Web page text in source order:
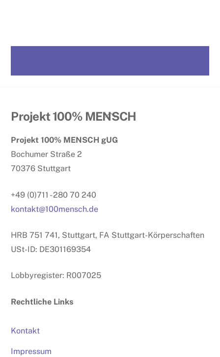
Back
Top
Projekt 100% MENSCH
Projekt 100% MENSCH gUG
Bochumer Straße 2
70376 Stuttgart
+49 (0)711 - 280 70 240
kontakt@100mensch.de
HRB 751 741, Stuttgart, FA Stuttgart-Körperschaften
USt-ID: DE301169354
Lobbyregister: R007025
Rechtliche Links
Kontakt
Impressum